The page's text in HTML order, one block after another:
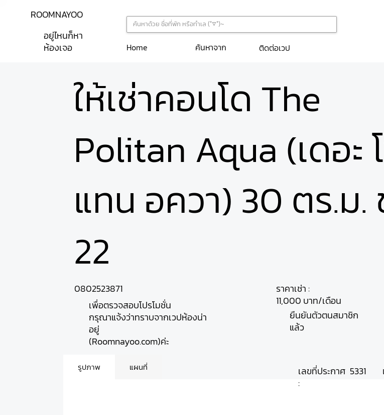
ติดต่อเวป
Home ค้นหาจาก
ROOMNAYOO
อยู่ไหนก็หา
ห้องเจอ
ให้เช่าคอนโด The
Politan Aqua (เดอะ
แทน อควา) 30 ตร.ม.
22
0802523871
เพื่อตรวจสอบโปรโมชั่น
กรุณาแจ้งว่าทราบจากเวปห้องน่า
อยู่
(Roomnayoo.com)ค่ะ
ราคาเช่า :
11,000 บาท/เดือน
ยืนยันตัวตนสมาชิก
แล้ว
รูปภาพ แผนที่
เลขที่ประกาศ
:
5331